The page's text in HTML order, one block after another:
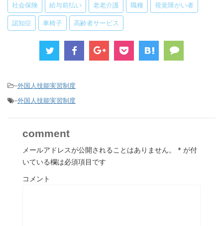
社会保険 給与前払い 老老介護 職種 視覚障がい者
認知症 車椅子 高齢者サービス
-外国人技能実習制度
-外国人技能実習制度
comment
メールアドレスが公開されることはありません。 * が付
いている欄は必須項目です
コメント